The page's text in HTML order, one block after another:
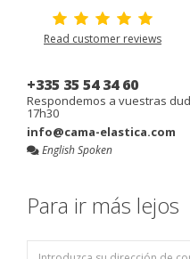
Read customer reviews
+335 35 54 34 60
Respondemos a vuestras
17h30
info@cama-elastica.com
English Spoken
Para ir más lejos